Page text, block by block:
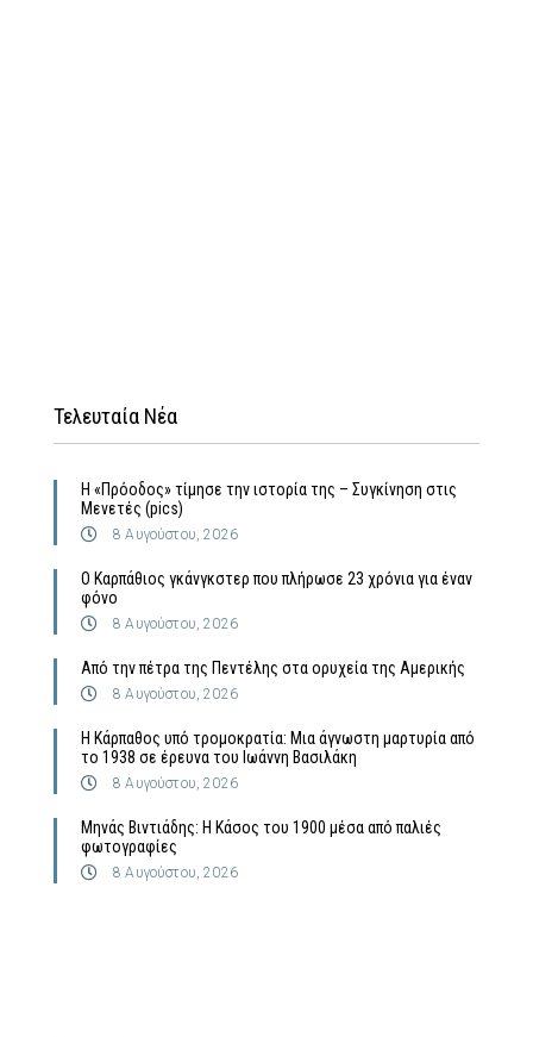
Τελευταία Νέα
Η «Πρόοδος» τίμησε την ιστορία της – Συγκίνηση στις
Μενετές (pics)
8 Αυγούστου, 2026
Ο Καρπάθιος γκάνγκστερ που πλήρωσε 23 χρόνια για έναν
φόνο
8 Αυγούστου, 2026
Από την πέτρα της Πεντέλης στα ορυχεία της Αμερικής
8 Αυγούστου, 2026
Η Κάρπαθος υπό τρομοκρατία: Μια άγνωστη μαρτυρία από
το 1938 σε έρευνα του Ιωάννη Βασιλάκη
8 Αυγούστου, 2026
Μηνάς Βιντιάδης: Η Κάσος του 1900 μέσα από παλιές
φωτογραφίες
8 Αυγούστου, 2026